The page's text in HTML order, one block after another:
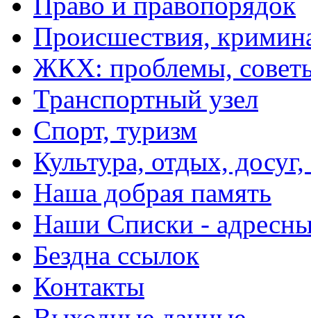
Происшествия,
ЖКХ: проблемы,
Транспортный узел
Спорт, туризм
Культура, отдых,
Наша добрая память
Наши Списки -
Бездна ссылок
Контакты